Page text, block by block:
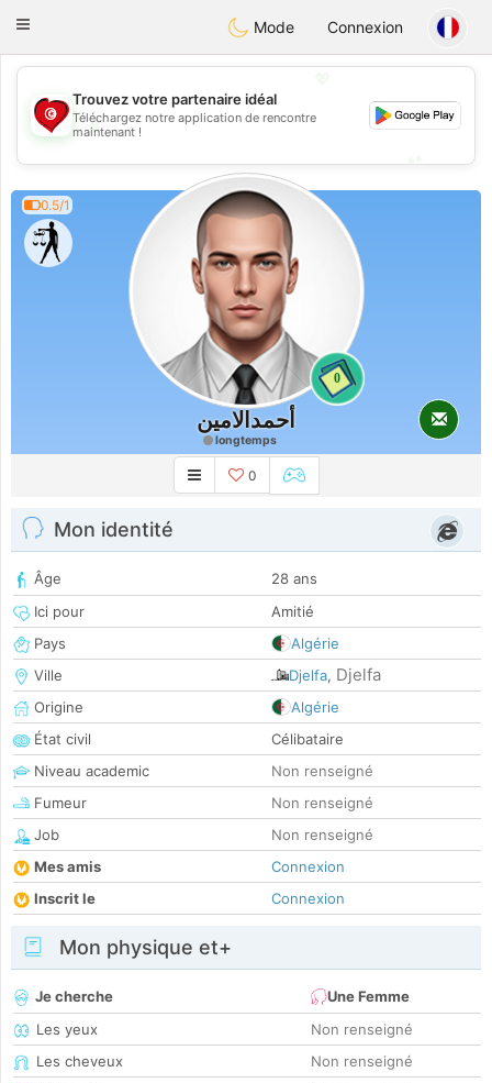
Tunisia Dating
Toggle
Mode Connexion
💖
💕
Trouvez votre partenaire idéal
Téléchargez notre application de rencontre
maintenant !
0.5/1
0
أحمدالامين
longtemps
0
Mon identité
Âge
28 ans
Ici pour
Amitié
Pays
Algérie
Ville
Djelfa, Djelfa
Origine
Algérie
État civil
Célibataire
Niveau academic
Non renseigné
Fumeur
Non renseigné
Job
Non renseigné
Mes amis
Connexion
Inscrit le
Connexion
Mon physique et+
Je cherche
Une Femme
Les yeux
Non renseigné
Les cheveux
Non renseigné